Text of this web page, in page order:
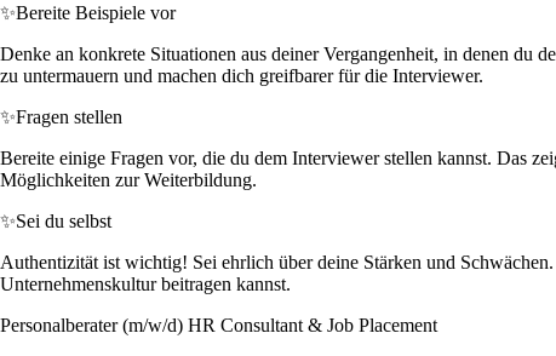
✨Bereite Beispiele vor
Denke an konkrete Situationen aus deiner Vergangenheit, in denen du
zu untermauern und machen dich greifbarer für die Interviewer.
✨Fragen stellen
Bereite einige Fragen vor, die du dem Interviewer stellen kannst. Das
Möglichkeiten zur Weiterbildung.
✨Sei du selbst
Authentizität ist wichtig! Sei ehrlich über deine Stärken und
Unternehmenskultur beitragen kannst.
Personalberater (m/w/d) HR Consultant & Job Placement